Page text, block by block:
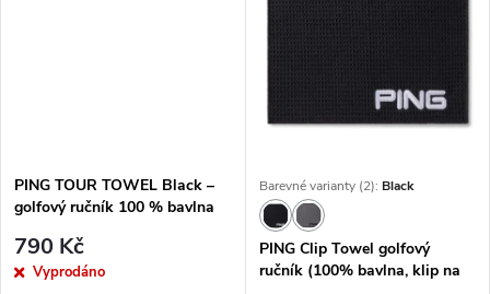
PING TOUR TOWEL Black –
golfový ručník 100 % bavlna
790 Kč
Vyprodáno
Barevné varianty (2): Black
PING Clip Towel golfový
ručník (100% bavlna, klip na